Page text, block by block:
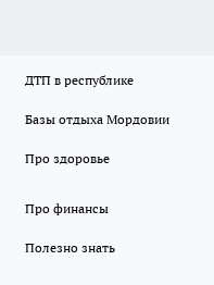
ДТП в республике
Базы отдыха Мордовии
Про здоровье
Про финансы
Полезно знать